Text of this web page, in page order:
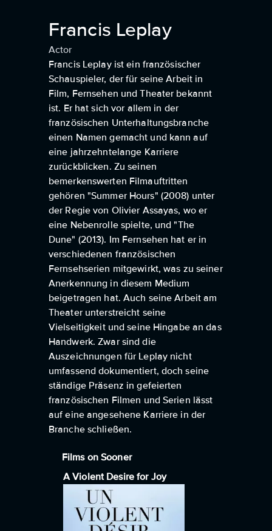
Francis Leplay
Actor
Francis Leplay ist ein französischer
Schauspieler, der für seine Arbeit in
Film, Fernsehen und Theater bekannt
ist. Er hat sich vor allem in der
französischen Unterhaltungsbranche
einen Namen gemacht und kann auf
eine jahrzehntelange Karriere
zurückblicken. Zu seinen
bemerkenswerten Filmauftritten
gehören "Summer Hours" (2008) unter
der Regie von Olivier Assayas, wo er
eine Nebenrolle spielte, und "The
Dune" (2013). Im Fernsehen hat er in
verschiedenen französischen
Fernsehserien mitgewirkt, was zu seiner
Anerkennung in diesem Medium
beigetragen hat. Auch seine Arbeit am
Theater unterstreicht seine
Vielseitigkeit und seine Hingabe an das
Handwerk. Zwar sind die
Auszeichnungen für Leplay nicht
umfassend dokumentiert, doch seine
ständige Präsenz in gefeierten
französischen Filmen und Serien lässt
auf eine angesehene Karriere in der
Branche schließen.
Films on Sooner
A Violent Desire for Joy